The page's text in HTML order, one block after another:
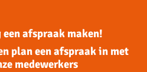
afspraak maken!
plan een afspraak in met
medewerkers